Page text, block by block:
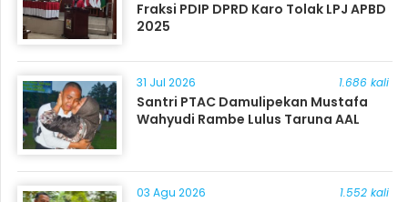
Fraksi PDIP DPRD Karo Tolak LPJ APBD
2025
31 Jul 2026 1.686 kali
Santri PTAC Damulipekan Mustafa
Wahyudi Rambe Lulus Taruna AAL
03 Agu 2026 1.552 kali